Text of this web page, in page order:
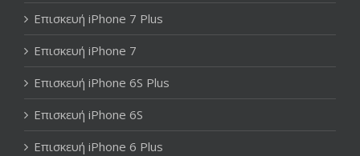
Επισκευή iPhone 7 Plus
Επισκευή iPhone 7
Επισκευή iPhone 6S Plus
Επισκευή iPhone 6S
Επισκευή iPhone 6 Plus